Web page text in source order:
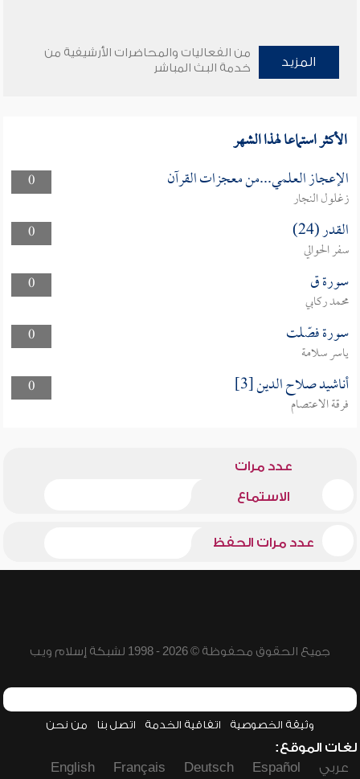
المزيد
من الفعاليات والمحاضرات الأرشيفية من
خدمة البث المباشر
الأكثر استماعا لهذا الشهر
0 الإعجاز العلمي...من معجزات القرآن
زغلول النجار
0
القدر (24)
سفر الحوالي
0
سورة ق
محمد ركابي
0
سورة فصّلت
ياسر سلامة
0
أناشيد صلاح الدين [3]
فرقة الاعتصام
عدد مرات
الاستماع
عدد مرات الحفظ
جميع الحقوق محفوظة © 2026 - 1998 لشبكة إسلام ويب
وثيقة الخصوصية اتفاقية الخدمة اتصل بنا من نحن
لغات الموقع:
عربي
Español
Deutsch
Français
English